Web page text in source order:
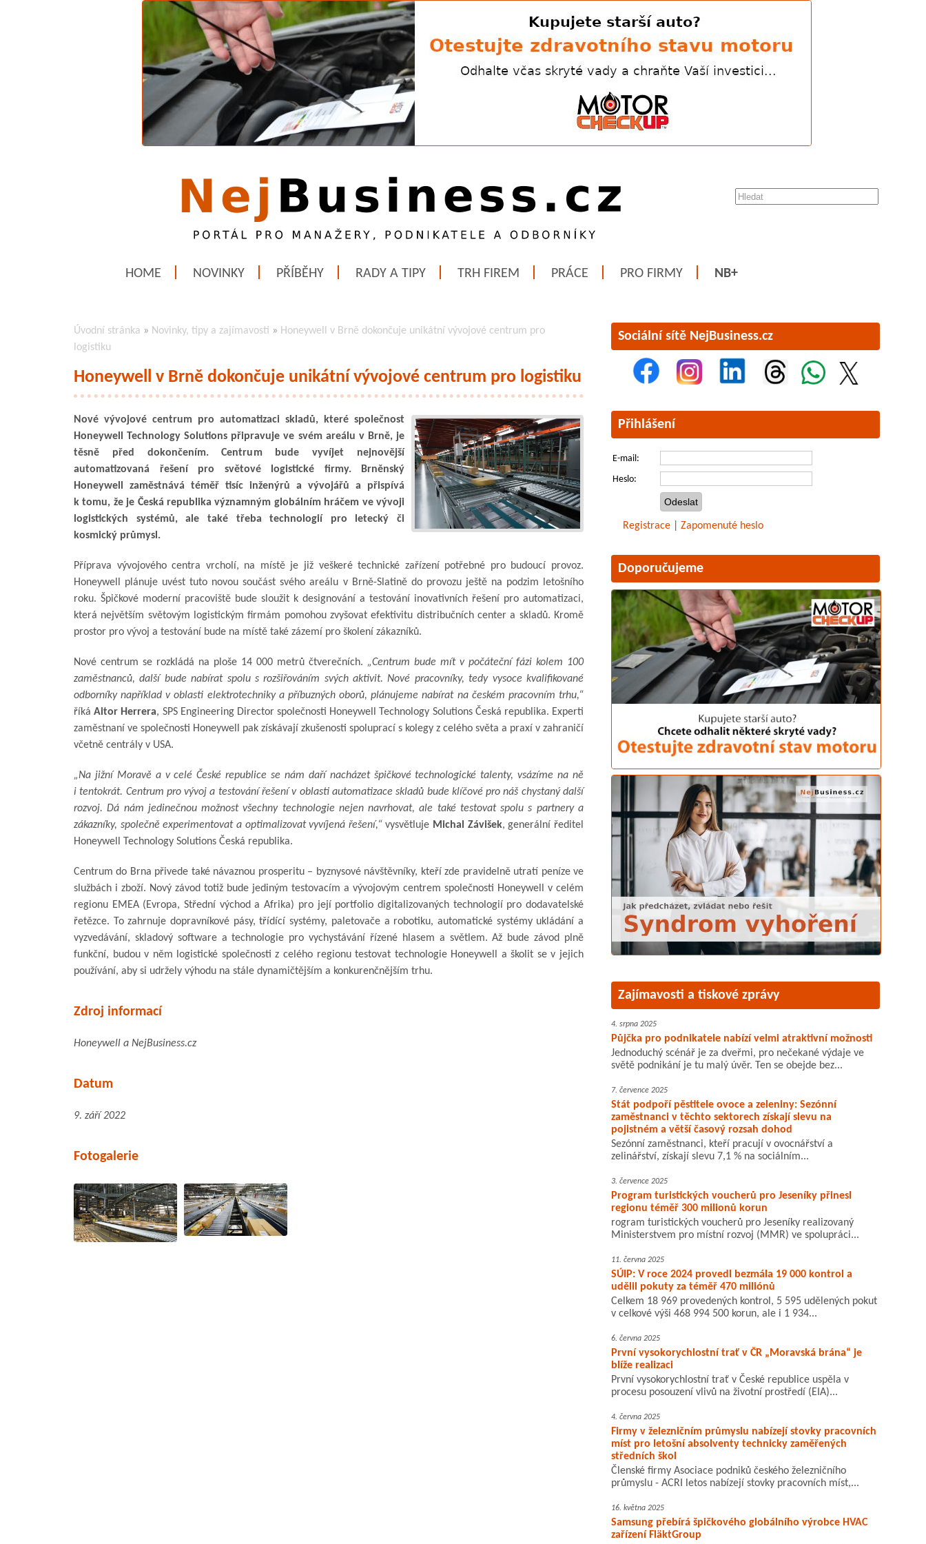
HOME NOVINKY PŘÍBĚHY RADY A TIPY TRH FIREM PRÁCE PRO FIRMY NB+
Úvodní stránka » Novinky, tipy a zajímavosti » Honeywell v Brně dokončuje unikátní vývojové centrum pro
logistiku
Honeywell v Brně dokončuje unikátní vývojové centrum pro logistiku
Nové vývojové centrum pro automatizaci skladů, které společnost
Honeywell Technology Solutions připravuje ve svém areálu v Brně, je
těsně před dokončením. Centrum bude vyvíjet nejnovější
automatizovaná řešení pro světové logistické firmy. Brněnský
Honeywell zaměstnává téměř tisíc inženýrů a vývojářů a přispívá
k tomu, že je Česká republika významným globálním hráčem ve vývoji
logistických systémů, ale také třeba technologií pro letecký či
kosmický průmysl.
Příprava vývojového centra vrcholí, na místě je již veškeré technické zařízení potřebné pro budoucí provoz.
Honeywell plánuje uvést tuto novou součást svého areálu v Brně-Slatině do provozu ještě na podzim letošního
roku. Špičkové moderní pracoviště bude sloužit k designování a testování inovativních řešení pro automatizaci,
která největším světovým logistickým firmám pomohou zvyšovat efektivitu distribučních center a skladů. Kromě
prostor pro vývoj a testování bude na místě také zázemí pro školení zákazníků.
Nové centrum se rozkládá na ploše 14 000 metrů čtverečních. „Centrum bude mít v počáteční fázi kolem 100
zaměstnanců, další bude nabírat spolu s rozšiřováním svých aktivit. Nové pracovníky, tedy vysoce kvalifikované
odborníky například v oblasti elektrotechniky a příbuzných oborů, plánujeme nabírat na českém pracovním trhu,“
říkáAitor Herrera, SPS Engineering Director společnosti Honeywell Technology Solutions Česká republika. Experti
zaměstnaní ve společnosti Honeywell pak získávají zkušenosti spoluprací s kolegy z celého světa a praxí v zahraničí
včetně centrály v USA.
„Na jižní Moravě a v celé České republice se nám daří nacházet špičkové technologické talenty, vsázíme na ně
i tentokrát. Centrum pro vývoj a testování řešení v oblasti automatizace skladů bude klíčové pro náš chystaný další
rozvoj. Dá nám jedinečnou možnost všechny technologie nejen navrhovat, ale také testovat spolu s partnery a
zákazníky, společně experimentovat a optimalizovat vyvíjená řešení,“ vysvětluje Michal Závišek, generální ředitel
Honeywell Technology Solutions Česká republika.
Centrum do Brna přivede také návaznou prosperitu – byznysové návštěvníky, kteří zde pravidelně utratí peníze ve
službách i zboží. Nový závod totiž bude jediným testovacím a vývojovým centrem společnosti Honeywell v celém
regionu EMEA (Evropa, Střední východ a Afrika) pro její portfolio digitalizovaných technologií pro dodavatelské
řetězce. To zahrnuje dopravníkové pásy, třídící systémy, paletovače a robotiku, automatické systémy ukládání a
vyzvedávání, skladový software a technologie pro vychystávání řízené hlasem a světlem. Až bude závod plně
funkční, budou v něm logistické společnosti z celého regionu testovat technologie Honeywell a školit se v jejich
používání, aby si udržely výhodu na stále dynamičtějším a konkurenčnějším trhu.
Zdroj informací
Honeywell a NejBusiness.cz
Datum
9. září 2022
Fotogalerie
Sociální sítě NejBusiness.cz
Přihlášení
E-mail:
Heslo:
Registrace Zapomenuté heslo
Doporučujeme
Zajímavosti a tiskové zprávy
4. srpna 2025
Půjčka pro podnikatele nabízí velmi atraktivní možnosti
Jednoduchý scénář je za dveřmi, pro nečekané výdaje ve
světě podnikání je tu malý úvěr. Ten se obejde bez...
7. července 2025
Stát podpoří pěstitele ovoce a zeleniny: Sezónní
zaměstnanci v těchto sektorech získají slevu na
pojistném a větší časový rozsah dohod
Sezónní zaměstnanci, kteří pracují v ovocnářství a
zelinářství, získají slevu 7,1 % na sociálním...
3. července 2025
Program turistických voucherů pro Jeseníky přinesl
regionu téměř 300 milionů korun
rogram turistických voucherů pro Jeseníky realizovaný
Ministerstvem pro místní rozvoj (MMR) ve spolupráci...
11. června 2025
SÚIP: V roce 2024 provedl bezmála 19 000 kontrol a
udělil pokuty za téměř 470 miliónů
Celkem 18 969 provedených kontrol, 5 595 udělených pokut
v celkové výši 468 994 500 korun, ale i 1 934...
6. června 2025
První vysokorychlostní trať v ČR „Moravská brána“ je
blíže realizaci
První vysokorychlostní trať v České republice uspěla v
procesu posouzení vlivů na životní prostředí (EIA)...
4. června 2025
Firmy v železničním průmyslu nabízejí stovky pracovních
míst pro letošní absolventy technicky zaměřených
středních škol
Členské firmy Asociace podniků českého železničního
průmyslu - ACRI letos nabízejí stovky pracovních míst,...
16. května 2025
Samsung přebírá špičkového globálního výrobce HVAC
zařízení FläktGroup